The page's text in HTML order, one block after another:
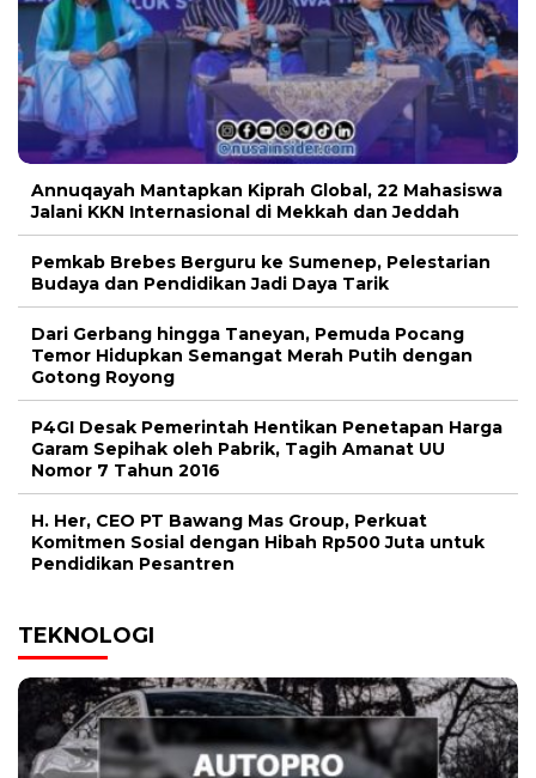
Annuqayah Mantapkan Kiprah Global, 22 Mahasiswa
Jalani KKN Internasional di Mekkah dan Jeddah
Pemkab Brebes Berguru ke Sumenep, Pelestarian
Budaya dan Pendidikan Jadi Daya Tarik
Dari Gerbang hingga Taneyan, Pemuda Pocang
Temor Hidupkan Semangat Merah Putih dengan
Gotong Royong
P4GI Desak Pemerintah Hentikan Penetapan Harga
Garam Sepihak oleh Pabrik, Tagih Amanat UU
Nomor 7 Tahun 2016
H. Her, CEO PT Bawang Mas Group, Perkuat
Komitmen Sosial dengan Hibah Rp500 Juta untuk
Pendidikan Pesantren
TEKNOLOGI